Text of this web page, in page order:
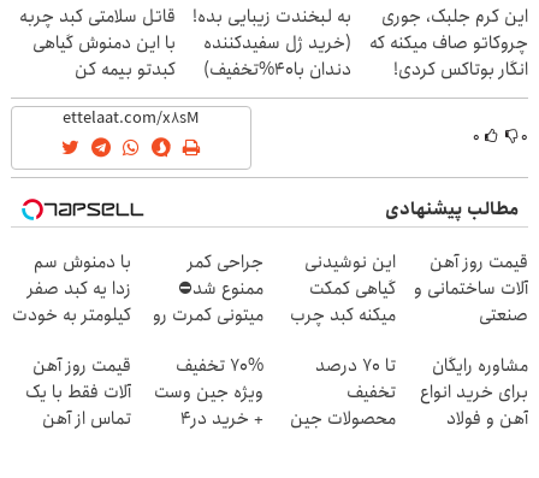
این کرم جلبک، جوری
چروکاتو صاف میکنه که
انگار بوتاکس کردی!
(تخفیف ویژه)
به لبخندت زیبایی بده!
(خرید ژل سفیدکننده
دندان با40%تخفیف)
قاتل سلامتی کبد چربه
با این دمنوش گیاهی
کبدتو بیمه کن
۰ ۰
مطالب پیشنهادی
قیمت روز آهن
آلات ساختمانی و
صنعتی
این نوشیدنی
گیاهی کمکت
میکنه کبد چرب
جراحی کمر
ممنوع شد⛔
میتونی کمرت رو
کنی! 👈🏻
پرسش‌نامه
با دمنوش سم
زدا یه کبد صفر
کیلومتر به خودت
مشاوره رایگان
برای خرید انواع
آهن و فولاد
تا 70 درصد
تخفیف
محصولات جین
70% تخفیف
ویژه جین وست
+ خرید در4
قیمت روز آهن
آلات فقط با یک
تماس از آهن